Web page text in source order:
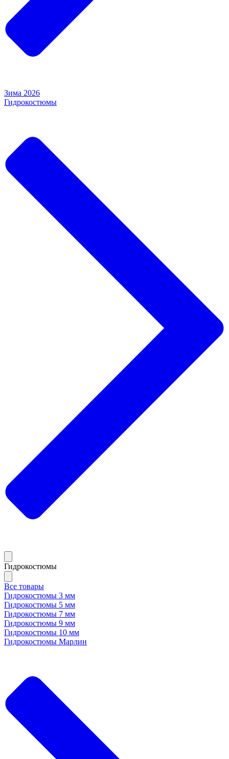
Зима 2026
Гидрокостюмы
Гидрокостюмы
Все товары
Гидрокостюмы 3 мм
Гидрокостюмы 5 мм
Гидрокостюмы 7 мм
Гидрокостюмы 9 мм
Гидрокостюмы 10 мм
Гидрокостюмы Марлин